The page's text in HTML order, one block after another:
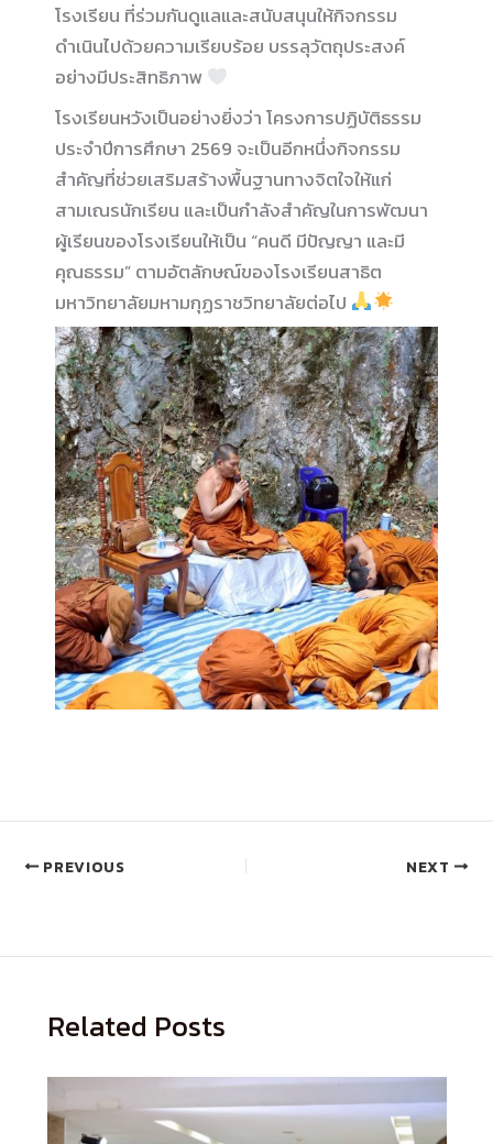
โรงเรียน ที่ร่วมกันดูแลและสนับสนุนให้กิจกรรม
ดำเนินไปด้วยความเรียบร้อย บรรลุวัตถุประสงค์
อย่างมีประสิทธิภาพ
โรงเรียนหวังเป็นอย่างยิ่งว่า โครงการปฏิบัติธรรม
ประจำปีการศึกษา 2569 จะเป็นอีกหนึ่งกิจกรรม
สำคัญที่ช่วยเสริมสร้างพื้นฐานทางจิตใจให้แก่
สามเณรนักเรียน และเป็นกำลังสำคัญในการพัฒนา
ผู้เรียนของโรงเรียนให้เป็น “คนดี มีปัญญา และมี
คุณธรรม” ตามอัตลักษณ์ของโรงเรียนสาธิต
มหาวิทยาลัยมหามกุฏราชวิทยาลัยต่อไป
PREVIOUS NEXT
Related Posts